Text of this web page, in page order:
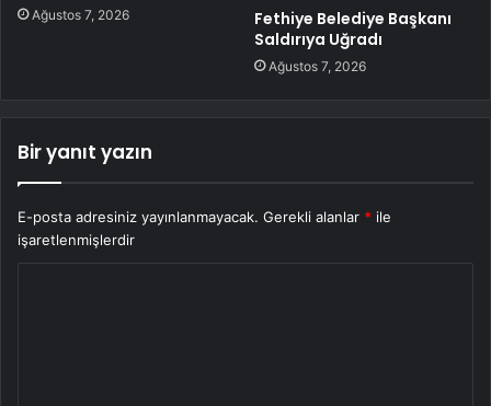
Ağustos 7, 2026
Fethiye Belediye Başkanı
Saldırıya Uğradı
Ağustos 7, 2026
Bir yanıt yazın
E-posta adresiniz yayınlanmayacak. Gerekli alanlar * ile
işaretlenmişlerdir